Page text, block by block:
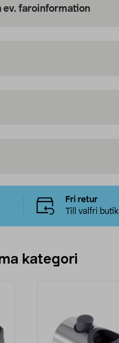
ev. faroinformation
Fri retur
Till valfri butik
kategori